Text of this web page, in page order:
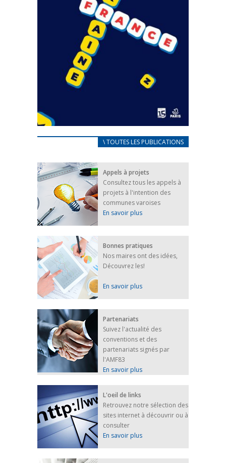
CARNET D’ACCUEIL
25 avril 2022
Afin d’accompagner au mieux les réfugiés
ukrainiens arrivés en France,...
FEUILLETER
\ TOUTES LES PUBLICATIONS
Appels à projets
Consultez tous les appels à
projets à l'intention des
communes varoises
En savoir plus
Bonnes pratiques
Nos maires ont des idées,
Découvrez les!
En savoir plus
Partenariats
Suivez l'actualité des
conventions et des
partenariats signés par
l'AMF83
En savoir plus
L'oeil de links
Retrouvez notre sélection des
sites internet à découvrir ou à
consulter
En savoir plus